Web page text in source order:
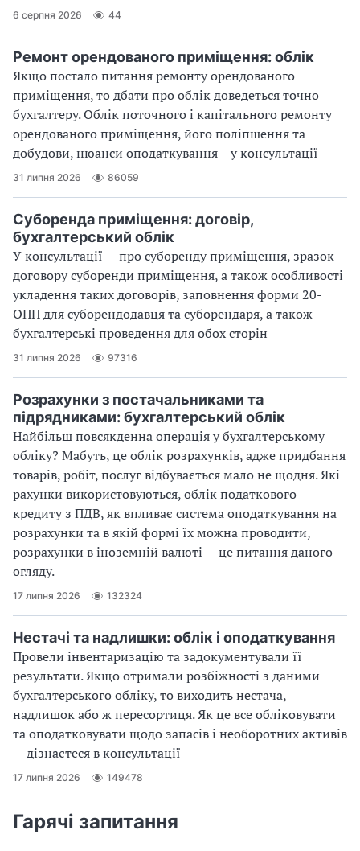
6 серпня 2026 44
Ремонт орендованого приміщення: облік
Якщо постало питання ремонту орендованого
приміщення, то дбати про облік доведеться точно
бухгалтеру. Облік поточного і капітального ремонту
орендованого приміщення, його поліпшення та
добудови, нюанси оподаткування – у консультації
31 липня 2026 86059
Суборенда приміщення: договір,
бухгалтерський облік
У консультації — про суборенду приміщення, зразок
договору суборенди приміщення, а також особливості
укладення таких договорів, заповнення форми 20-
ОПП для суборендодавця та суборендаря, а також
бухгалтерські проведення для обох сторін
31 липня 2026 97316
Розрахунки з постачальниками та
підрядниками: бухгалтерський облік
Найбільш повсякденна операція у бухгалтерському
обліку? Мабуть, це облік розрахунків, адже придбання
товарів, робіт, послуг відбувається мало не щодня. Які
рахунки використовуються, облік податкового
кредиту з ПДВ, як впливає система оподаткування на
розрахунки та в якій формі їх можна проводити,
розрахунки в іноземній валюті — це питання даного
огляду.
17 липня 2026 132324
Нестачі та надлишки: облік і оподаткування
Провели інвентаризацію та задокументували її
результати. Якщо отримали розбіжності з даними
бухгалтерського обліку, то виходить нестача,
надлишок або ж пересортиця. Як це все обліковувати
та оподатковувати щодо запасів і необоротних активів
— дізнаєтеся в консультації
17 липня 2026 149478
Гарячі запитання